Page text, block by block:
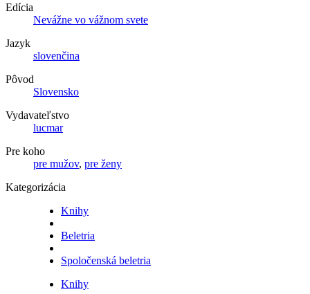
Edícia
Nevážne vo vážnom svete
Jazyk
slovenčina
Pôvod
Slovensko
Vydavateľstvo
lucmar
Pre koho
pre mužov, pre ženy
Kategorizácia
Knihy
Beletria
Spoločenská beletria
Knihy